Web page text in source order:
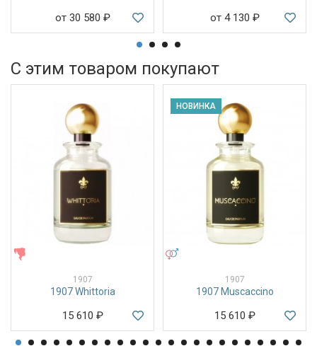
от 30 580 ₽ от 4 130 ₽
С этим товаром покупают
1907
1907 Whittoria
15 610 ₽
НОВИНКА
1907
1907 Muscaccino
15 610 ₽